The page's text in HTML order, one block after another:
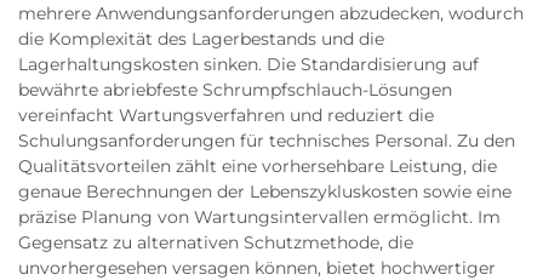
mehrere Anwendungsanforderungen abzudecken, wodurch
die Komplexität des Lagerbestands und die
Lagerhaltungskosten sinken. Die Standardisierung auf
bewährte abriebfeste Schrumpfschlauch-Lösungen
vereinfacht Wartungsverfahren und reduziert die
Schulungsanforderungen für technisches Personal. Zu den
Qualitätsvorteilen zählt eine vorhersehbare Leistung, die
genaue Berechnungen der Lebenszykluskosten sowie eine
präzise Planung von Wartungsintervallen ermöglicht. Im
Gegensatz zu alternativen Schutzmethode, die
unvorhergesehen versagen können, bietet hochwertiger